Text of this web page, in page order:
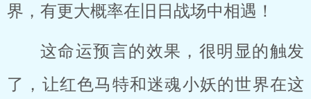
界，有更大概率在旧日战场中相遇！
这命运预言的效果，很明显的触发
了，让红色马特和迷魂小妖的世界在这